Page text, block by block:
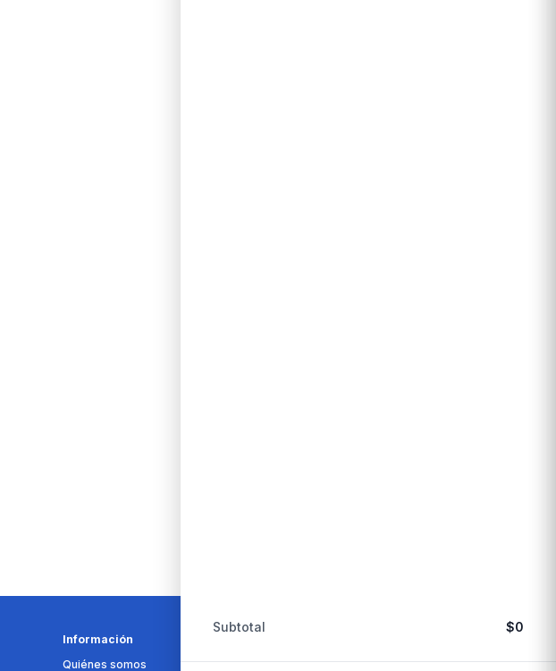
Subtotal $0
Información
Quiénes somos